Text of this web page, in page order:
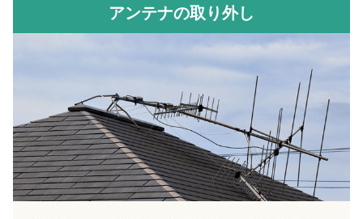
アンテナの取り外し